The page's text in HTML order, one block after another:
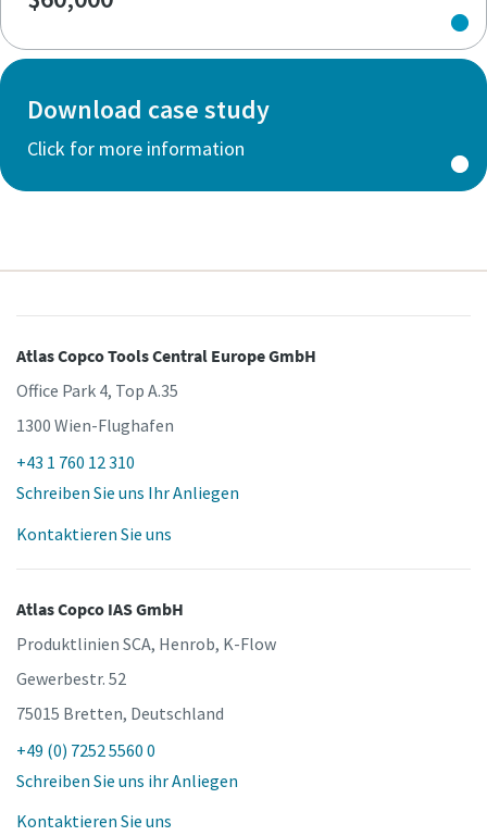
Download case study
Click for more information
Atlas Copco Tools Central Europe GmbH
Office Park 4, Top A.35
1300 Wien-Flughafen
+43 1 760 12 310
Schreiben Sie uns Ihr Anliegen
Kontaktieren Sie uns
Atlas Copco IAS GmbH
Produktlinien SCA, Henrob, K-Flow
Gewerbestr. 52
75015 Bretten, Deutschland
+49 (0) 7252 5560 0
Schreiben Sie uns ihr Anliegen
Kontaktieren Sie uns